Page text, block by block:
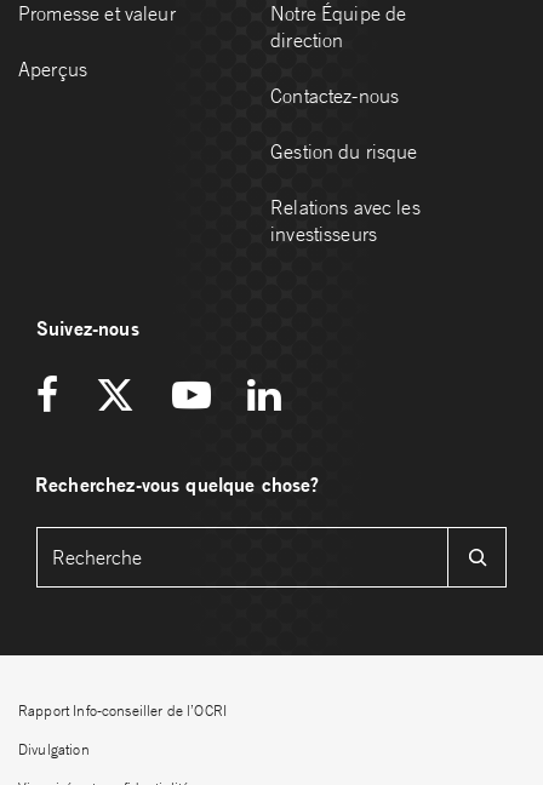
Promesse et valeur
Aperçus
Notre Équipe de
direction
Contactez-nous
Gestion du risque
Relations avec les
investisseurs
Suivez-nous
Recherchez-vous quelque chose?
Rapport Info-conseiller de l’OCRI
Divulgation